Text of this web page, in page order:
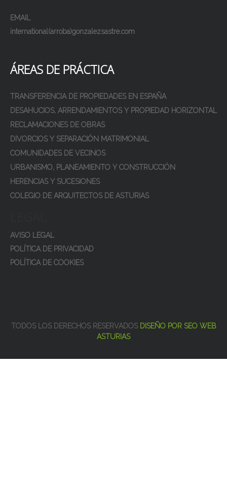
EMAIL
international(arroba)gonzalezsastre.com
ÁREAS DE PRÁCTICA
TRANSFERENCIA DE PROPIEDADES EN ESPAÑA
DESAHUCIOS, ARRENDAMIENTOS Y PROPIEDAD HORIZONTAL
RECLAMACIONES DE OBRAS
DIVORCIOS Y SEPARACIÓN MATRIMONIAL
COMUNIDADES DE VECINOS
URBANISMO, PLANEAMIENTO Y CONSTRUCCIÓN
HERENCIAS Y SUCESIONES
COLEGIO DE ARQUITECTOS DE ASTURIAS
AVISO LEGAL
POLÍTICA DE PRIVACIDAD
POLÍTICA DE COOKIES
TODOS LOS DERECHOS RESERVADOS DISEÑO POR SEO WEB
ASTURIAS